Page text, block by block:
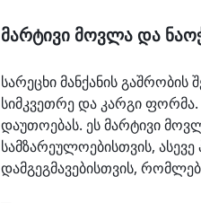
მარტივი მოვლა და
სარეცხი მანქანის
სიმკვეთრე და კარგი
დაუთოებას. ეს მარტივი
სამზარეულოებისთვის,
დამგეგმავებისთვის,